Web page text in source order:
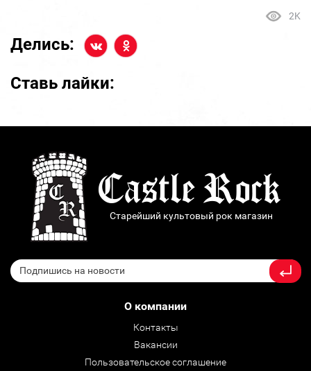
2K
Делись:
Ставь лайки:
Старейший культовый рок магазин
О компании
Контакты
Вакансии
Пользовательское соглашение